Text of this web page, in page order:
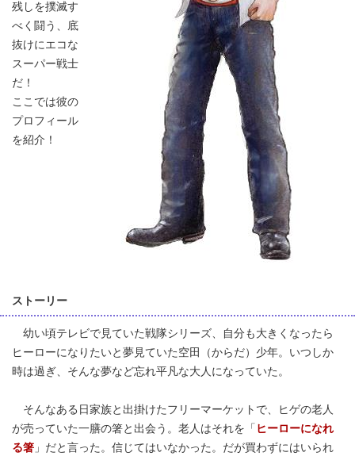
残しを撲滅す
べく闘う、底
抜けにエコな
スーパー戦士
だ！
ここでは彼の
プロフィール
を紹介！
ストーリー
幼い頃テレビで見ていた戦隊シリーズ、自分も大きくなったら
ヒーローになりたいと夢見ていた空田（からだ）少年。いつしか
時は過ぎ、そんな夢など忘れ平凡な大人になっていた。
そんなある日家族と出掛けたフリーマーケットで、ヒゲの老人
が売っていた一膳の箸と出会う。老人はそれを「 ヒーローになれ
る箸 」だと言った。信じてはいなかった。だが買わずにはいられ